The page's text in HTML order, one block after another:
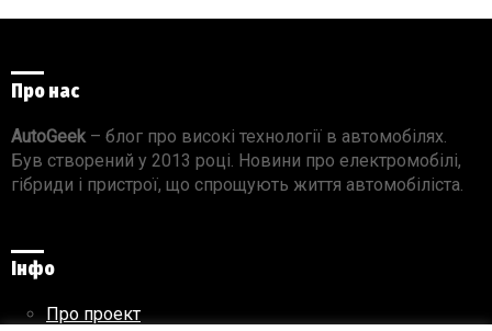
Про нас
AutoGeek – блог про високі технології в автомобілях.
Був створений у 2013 році. Новини про електромобілі,
гібриди і пристрої, що спрощують життя автомобіліста.
Інфо
Про проект